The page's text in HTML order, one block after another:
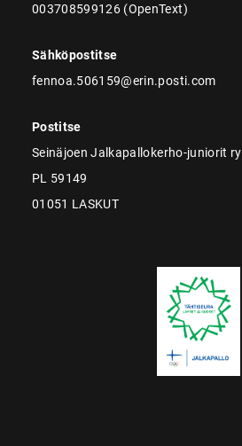
003708599126 (OpenText)
Sähköpostitse
fennoa.506159@erin.posti.com
Postitse
Seinäjoen Jalkapallokerho-juniorit ry
PL 59149
01051 LASKUT